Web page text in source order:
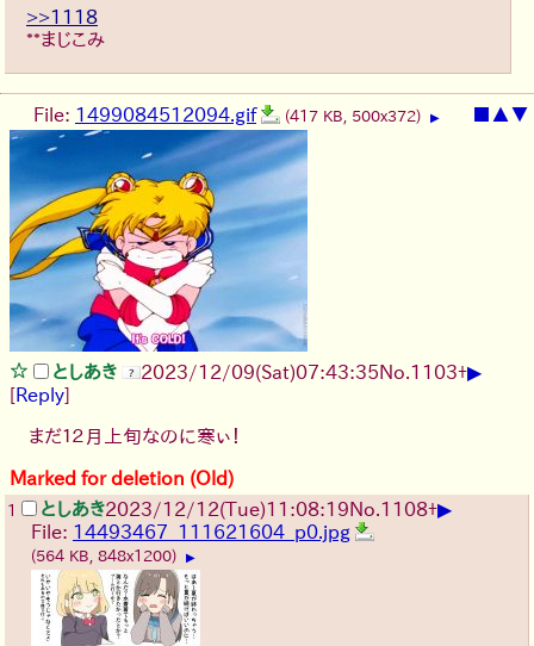
>>1118
**まじこみ
▲▼
File: 1499084512094.gif (417 KB, 500x372) ▶
としあき 2023/12/09(Sat)07:43:35No.1103+▶
[Reply]
まだ１２月上旬なのに寒ぃ！
Marked for deletion (Old)
1 としあき2023/12/12(Tue)11:08:19No.1108+▶
File: 14493467_111621604_p0.jpg
(564 KB, 848x1200) ▶